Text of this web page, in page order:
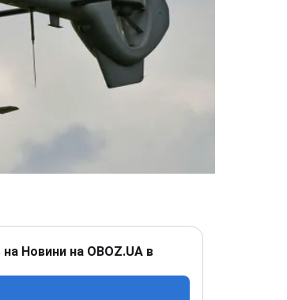
Новини на OBOZ.UA в